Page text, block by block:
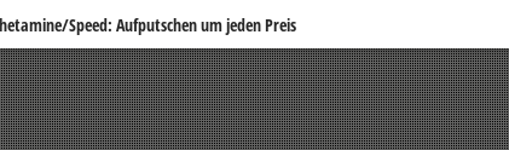
Speed: Aufputschen um jeden Preis